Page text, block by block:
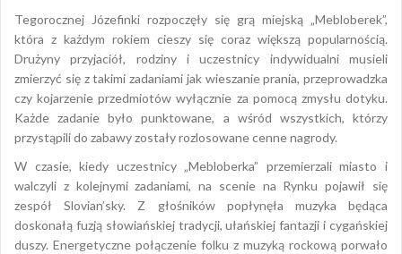
Tegorocznej Józefinki rozpoczęły się grą miejską „Mebloberek”,
która z każdym rokiem cieszy się coraz większą popularnością.
Drużyny przyjaciół, rodziny i uczestnicy indywidualni musieli
zmierzyć się z takimi zadaniami jak wieszanie prania, przeprowadzka
czy kojarzenie przedmiotów wyłącznie za pomocą zmysłu dotyku.
Każde zadanie było punktowane, a wśród wszystkich, którzy
przystąpili do zabawy zostały rozlosowane cenne nagrody.
W czasie, kiedy uczestnicy „Mebloberka” przemierzali miasto i
walczyli z kolejnymi zadaniami, na scenie na Rynku pojawił się
zespół Slovian’sky. Z głośników popłynęła muzyka będąca
doskonałą fuzją słowiańskiej tradycji, ułańskiej fantazji i cygańskiej
duszy. Energetyczne połączenie folku z muzyką rockową porwało